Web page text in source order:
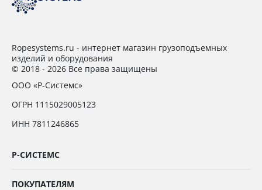
Ropesystems.ru - интернет магазин грузоподъемных
изделий и оборудования
© 2018 - 2026 Все права защищены
ООО «Р-Системс»
ОГРН 1115029005123
ИНН 7811246865
Р-СИСТЕМС
ПОКУПАТЕЛЯМ